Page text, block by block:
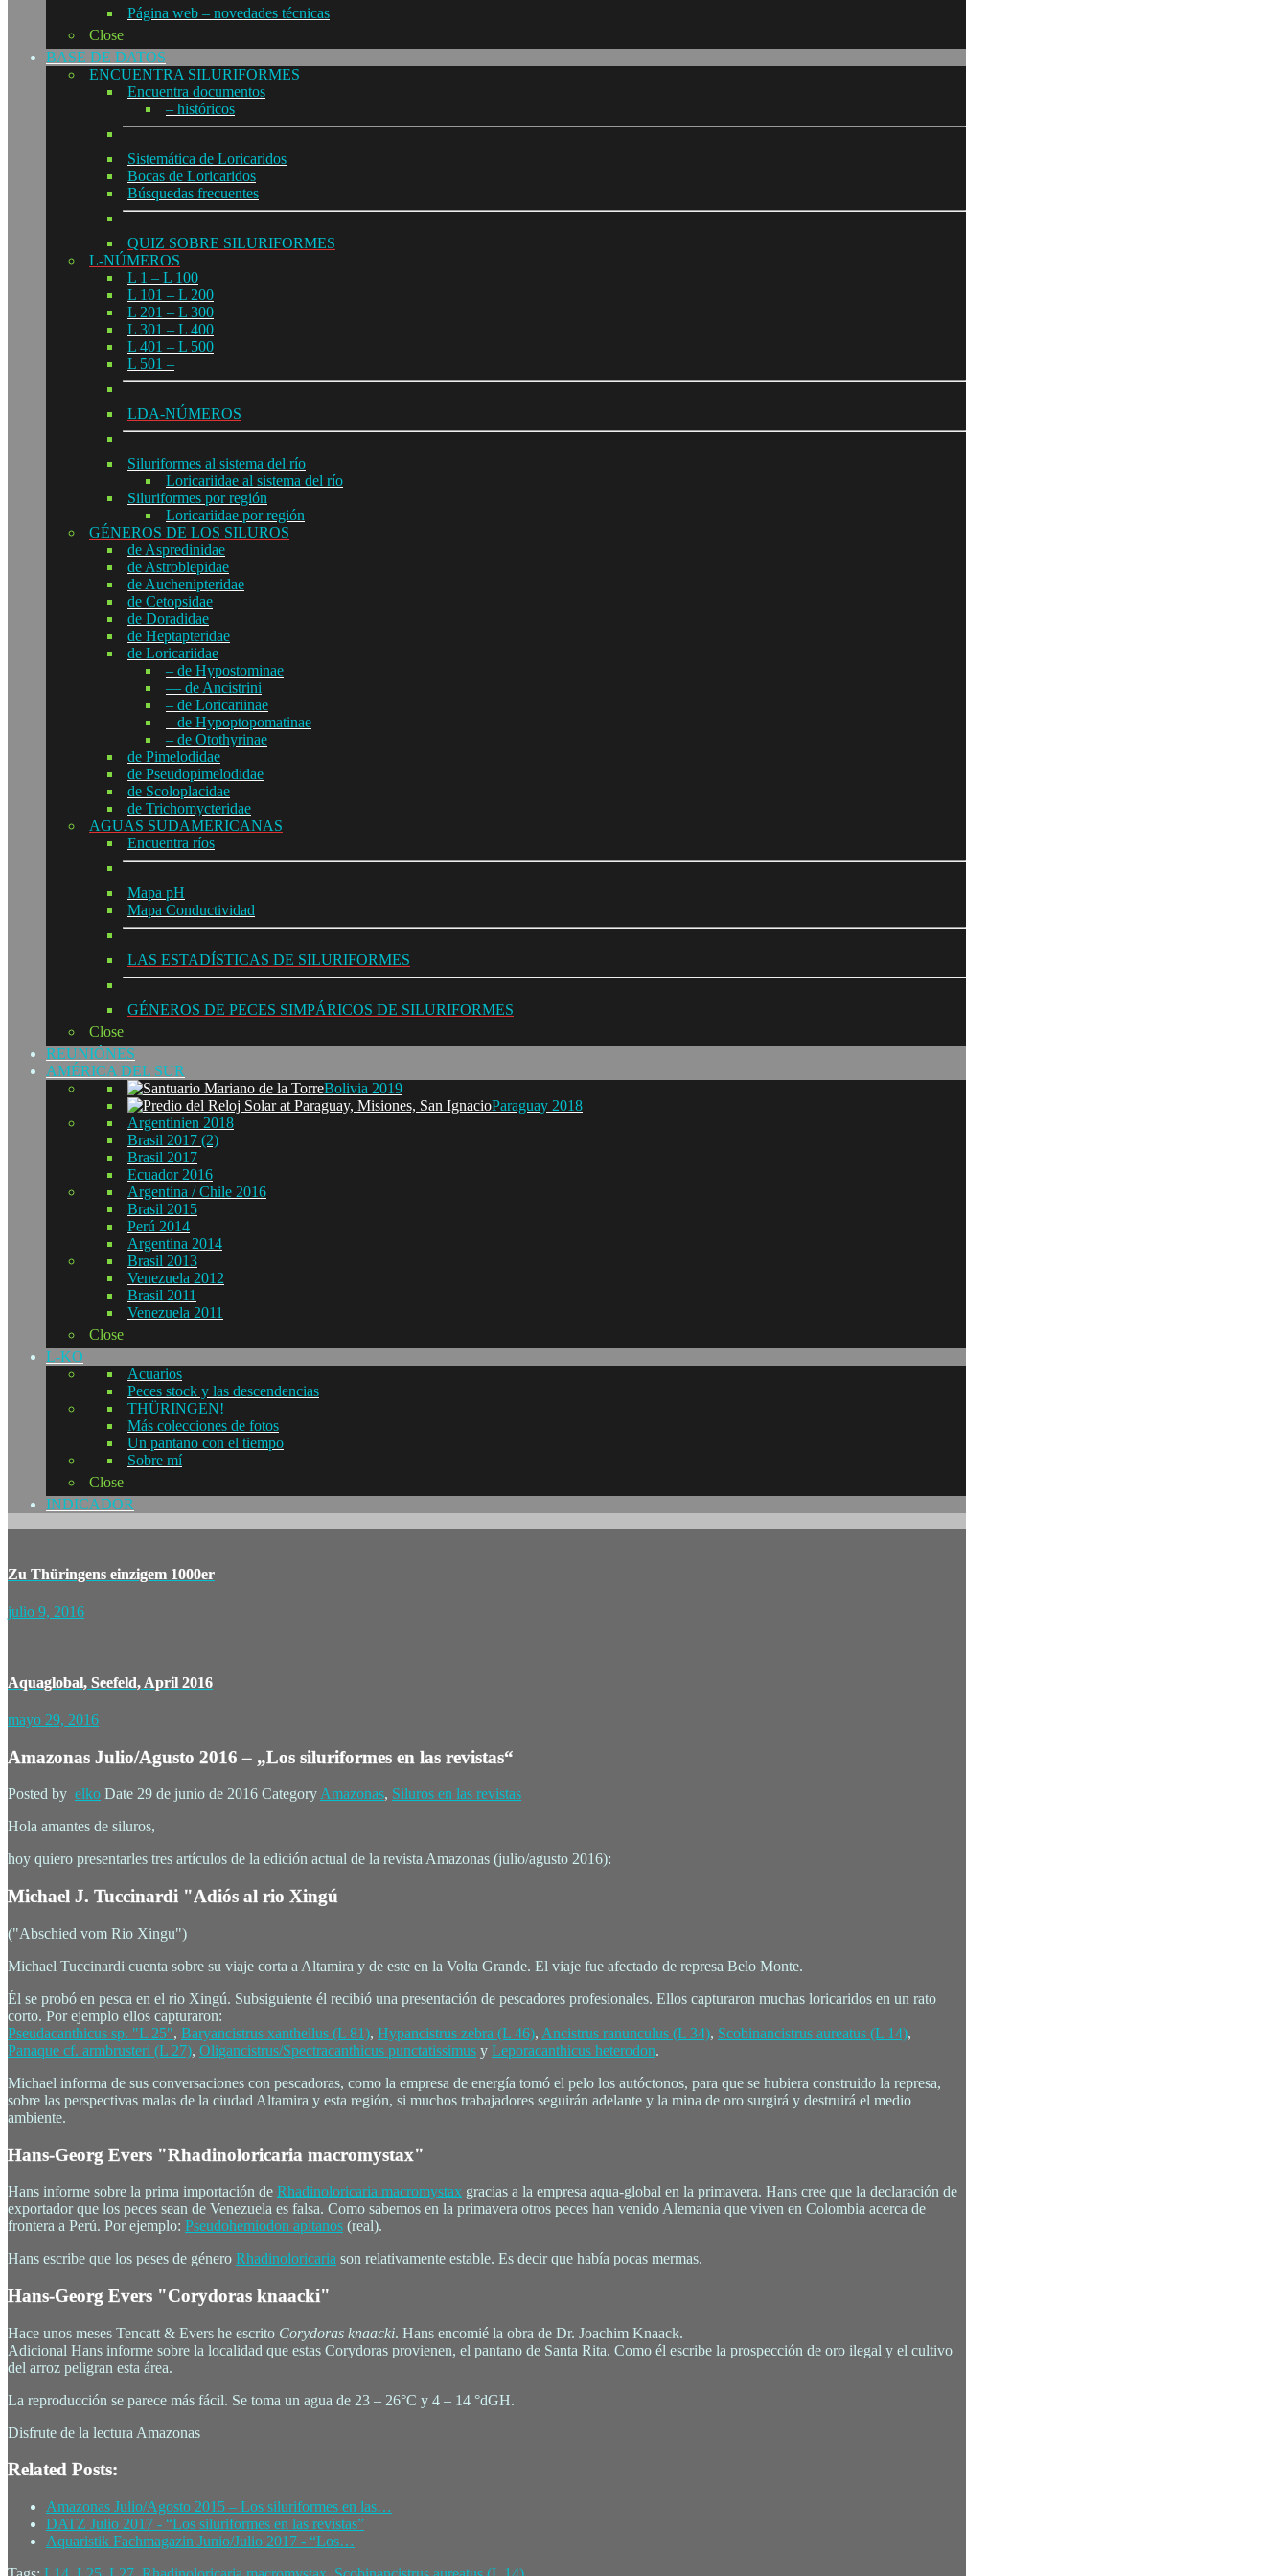
Página web – novedades técnicas
Close
BASE DE DATOS
ENCUENTRA SILURIFORMES
Encuentra documentos
– históricos
Sistemática de Loricaridos
Bocas de Loricaridos
Búsquedas frecuentes
QUIZ SOBRE SILURIFORMES
L-NÚMEROS
L 1 – L 100
L 101 – L 200
L 201 – L 300
L 301 – L 400
L 401 – L 500
L 501 –
LDA-NÚMEROS
Siluriformes al sistema del río
Loricariidae al sistema del río
Siluriformes por región
Loricariidae por región
GÉNEROS DE LOS SILUROS
de Aspredinidae
de Astroblepidae
de Auchenipteridae
de Cetopsidae
de Doradidae
de Heptapteridae
de Loricariidae
– de Hypostominae
— de Ancistrini
– de Loricariinae
– de Hypoptopomatinae
– de Otothyrinae
de Pimelodidae
de Pseudopimelodidae
de Scoloplacidae
de Trichomycteridae
AGUAS SUDAMERICANAS
Encuentra ríos
Mapa pH
Mapa Conductividad
LAS ESTADÍSTICAS DE SILURIFORMES
GÉNEROS DE PECES SIMPÁRICOS DE SILURIFORMES
Close
REUNIÓNES
AMÉRICA DEL SUR
Bolivia 2019
Paraguay 2018
Argentinien 2018
Brasil 2017 (2)
Brasil 2017
Ecuador 2016
Argentina / Chile 2016
Brasil 2015
Perú 2014
Argentina 2014
Brasil 2013
Venezuela 2012
Brasil 2011
Venezuela 2011
Close
L-KO
Acuarios
Peces stock y las descendencias
THÜRINGEN!
Más colecciones de fotos
Un pantano con el tiempo
Sobre mí
Close
INDICADOR
Zu Thüringens einzigem 1000er
julio 9, 2016
Aquaglobal, Seefeld, April 2016
mayo 29, 2016
Amazonas Julio/Agusto 2016 – „Los siluriformes en las revistas“
Posted by elko Date 29 de junio de 2016 Category Amazonas, Siluros en las revistas
Hola amantes de siluros,
hoy quiero presentarles tres artículos de la edición actual de la revista Amazonas (julio/agusto 2016):
Michael J. Tuccinardi "Adiós al rio Xingú
("Abschied vom Rio Xingu")
Michael Tuccinardi cuenta sobre su viaje corta a Altamira y de este en la Volta Grande. El viaje fue afectado de represa Belo Monte.
Él se probó en pesca en el rio Xingú. Subsiguiente él recibió una presentación de pescadores profesionales. Ellos capturaron muchas loricaridos en un rato
corto. Por ejemplo ellos capturaron:
Pseudacanthicus sp. "L 25", Baryancistrus xanthellus (L 81), Hypancistrus zebra (L 46), Ancistrus ranunculus (L 34), Scobinancistrus aureatus (L 14),
Panaque cf. armbrusteri (L 27), Oligancistrus/Spectracanthicus punctatissimus y Leporacanthicus heterodon.
Michael informa de sus conversaciones con pescadoras, como la empresa de energía tomó el pelo los autóctonos, para que se hubiera construido la represa,
sobre las perspectivas malas de la ciudad Altamira y esta región, si muchos trabajadores seguirán adelante y la mina de oro surgirá y destruirá el medio
ambiente.
Hans-Georg Evers "Rhadinoloricaria macromystax"
Hans informe sobre la prima importación de Rhadinoloricaria macromystax gracias a la empresa aqua-global en la primavera. Hans cree que la declaración de
exportador que los peces sean de Venezuela es falsa. Como sabemos en la primavera otros peces han venido Alemania que viven en Colombia acerca de
frontera a Perú. Por ejemplo: Pseudohemiodon apitanos (real).
Hans escribe que los peses de género Rhadinoloricaria son relativamente estable. Es decir que había pocas mermas.
Hans-Georg Evers "Corydoras knaacki"
Hace unos meses Tencatt & Evers he escrito Corydoras knaacki. Hans encomié la obra de Dr. Joachim Knaack.
Adicional Hans informe sobre la localidad que estas Corydoras provienen, el pantano de Santa Rita. Como él escribe la prospección de oro ilegal y el cultivo
del arroz peligran esta área.
La reproducción se parece más fácil. Se toma un agua de 23 – 26°C y 4 – 14 °dGH.
Disfrute de la lectura Amazonas
Related Posts:
Amazonas Julio/Agosto 2015 – Los siluriformes en las…
DATZ Julio 2017 - “Los siluriformes en las revistas”
Aquaristik Fachmagazin Junio/Julio 2017 - “Los…